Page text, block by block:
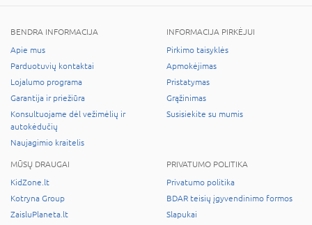
BENDRA INFORMACIJA
Apie mus
Parduotuvių kontaktai
Lojalumo programa
Garantija ir priežiūra
Konsultuojame dėl vežimėlių ir
autokėdučių
Naujagimio kraitelis
INFORMACIJA PIRKĖJUI
Pirkimo taisyklės
Apmokėjimas
Pristatymas
Grąžinimas
Susisiekite su mumis
MŪSŲ DRAUGAI
KidZone.lt
Kotryna Group
ZaisluPlaneta.lt
PRIVATUMO POLITIKA
Privatumo politika
BDAR teisių įgyvendinimo formos
Slapukai